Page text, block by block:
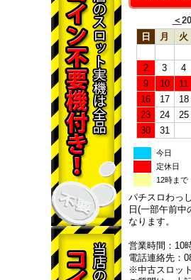
＜
日
月 火
2
3 4
9
10 11
16
17 18
23
24 25
30
31
今日
定休日
12時まで
パチスロわっ
日(一部午前中
なります。
営業時間：10
電話連絡先：
※中古スロッ